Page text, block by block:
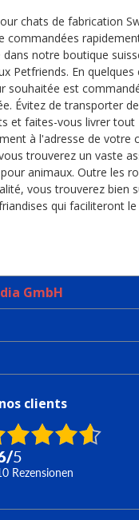
chats de fabrication
commandées
dans notre boutique
Petfriends. En quelques
souhaitée est
Évitez de transporter
et faites-vous livrer tout
à l'adresse de votre
trouverez un vaste
animaux. Outre les
vous trouverez bien
qui faciliteront
GmbH
clients
/5
Rezensionen